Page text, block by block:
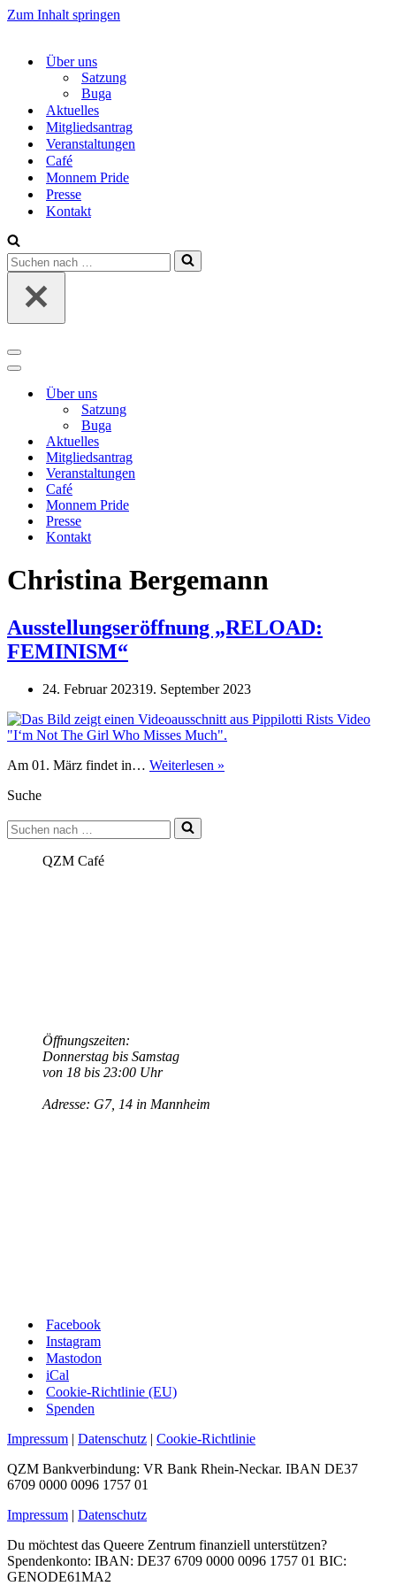
Zum Inhalt springen
Über uns
Satzung
Buga
Aktuelles
Mitgliedsantrag
Veranstaltungen
Café
Monnem Pride
Presse
Kontakt
Suchen
nach …
Navigations-
Menü
Navigations-
Über uns
Satzung
Buga
Aktuelles
Mitgliedsantrag
Veranstaltungen
Café
Monnem Pride
Presse
Kontakt
Christina Bergemann
Ausstellungseröffnung „RELOAD:
FEMINISM“
24. Februar 202319. September 2023
Am 01. März findet in… Weiterlesen »
Suche
Suchen
nach …
QZM Café
Öffnungszeiten:
Donnerstag bis Samstag
von 18 bis 23:00 Uhr
Adresse: G7, 14 in Mannheim
Facebook
Instagram
Mastodon
iCal
Cookie-Richtlinie (EU)
Spenden
Impressum | Datenschutz | Cookie-Richtlinie
QZM Bankverbindung: VR Bank Rhein-Neckar. IBAN DE37
6709 0000 0096 1757 01
Impressum | Datenschutz
Du möchtest das Queere Zentrum finanziell unterstützen?
Spendenkonto: IBAN: DE37 6709 0000 0096 1757 01 BIC:
GENODE61MA2